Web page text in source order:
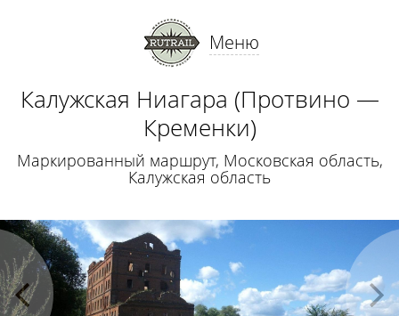
Меню
Калужская Ниагара (Протвино —
Кременки)
Маркированный маршрут, Московская область,
Калужская область